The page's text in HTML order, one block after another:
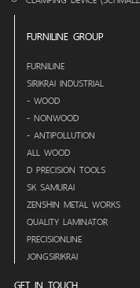
FURNILINE GROUP
FURNILINE
SIRIKRAI INDUSTRIAL
- WOOD
- NONWOOD
- ANTIPOLLUTION
ALL WOOD
D PRECISION TOOLS
SK SAMURAI
ZENSHIN METAL WORKS
QUALITY LAMINATOR
PRECISIONLINE
JONGSIRIKRAI
GET IN TOUCH